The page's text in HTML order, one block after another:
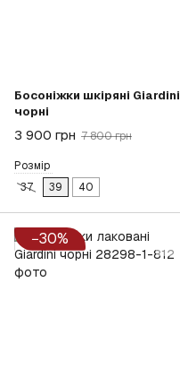
Босоніжки шкіряні Giardini
чорні
3 900 грн 7 800 грн
Розмір
37
39 40
−30%